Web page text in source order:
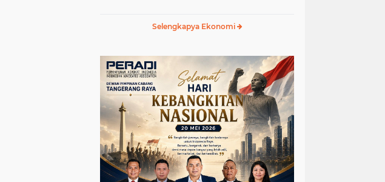
Selengkapya Ekonomi